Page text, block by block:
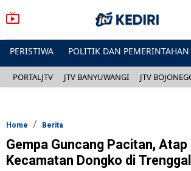
PERISTIWA POLITIK DAN PEMERINTAHAN
PORTALJTV JTV BANYUWANGI JTV
Home Berita
Gempa Guncang Pacitan,
Kecamatan Dongko di